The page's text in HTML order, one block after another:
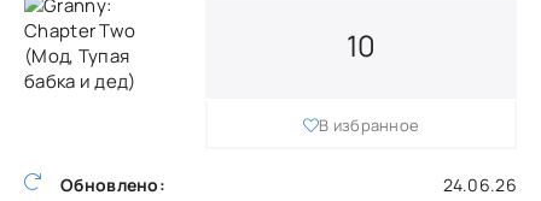
Обновлено:
24.06.26
10
В избранное